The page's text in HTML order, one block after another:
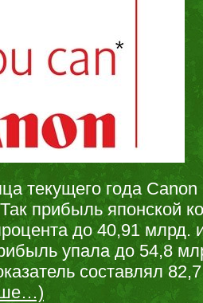
текущего года
прибыль японской
до 40,91 млрд.
упала до 54,8
составлял